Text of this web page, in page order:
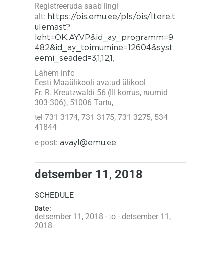
Registreeruda saab lingi
alt: https://ois.emu.ee/pls/ois/!tere.t
ulemast?
leht=OK.AY.VP&id_ay_programm=9
482&id_ay_toimumine=12604&syst
eemi_seaded=3,1,12,1,
Lähem info
Eesti Maaülikooli avatud ülikool
Fr. R. Kreutzwaldi 56 (III korrus, ruumid
303-306), 51006 Tartu,
tel 731 3174, 731 3175, 731 3275, 534
41844
e-post: avayl@emu.ee
detsember 11, 2018
SCHEDULE
Date:
detsember 11, 2018 - to - detsember 11,
2018